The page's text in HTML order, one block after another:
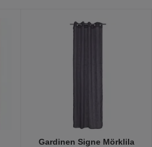
Gardinen Signe Mörklila